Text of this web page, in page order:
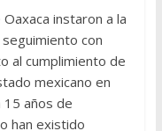
instaron a la
con
al cumplimiento de
mexicano en
15 años de
han existido